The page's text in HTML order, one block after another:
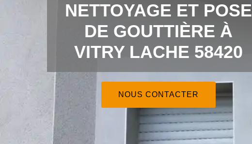
NETTOYAGE ET POSE
DE GOUTTIÈRE À
VITRY LACHE 58420
NOUS CONTACTER